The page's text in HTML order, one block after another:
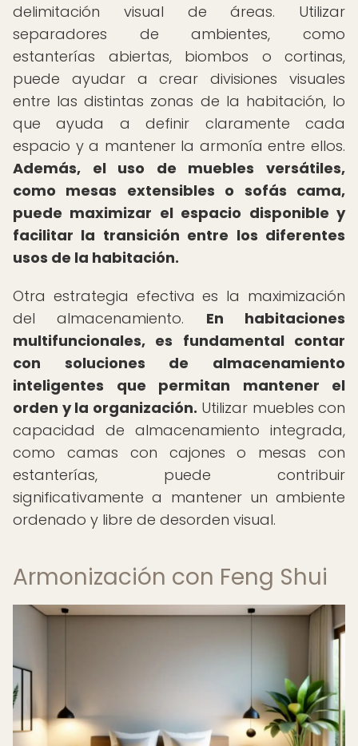
delimitación visual de áreas. Utilizar
separadores de ambientes, como
estanterías abiertas, biombos o cortinas,
puede ayudar a crear divisiones visuales
entre las distintas zonas de la habitación, lo
que ayuda a definir claramente cada
espacio y a mantener la armonía entre ellos.
Además, el uso de muebles versátiles,
como mesas extensibles o sofás cama,
puede maximizar el espacio disponible y
facilitar la transición entre los diferentes
usos de la habitación.
Otra estrategia efectiva es la maximización
del almacenamiento. En habitaciones
multifuncionales, es fundamental contar
con soluciones de almacenamiento
inteligentes que permitan mantener el
orden y la organización. Utilizar muebles con
capacidad de almacenamiento integrada,
como camas con cajones o mesas con
estanterías, puede contribuir
significativamente a mantener un ambiente
ordenado y libre de desorden visual.
Armonización con Feng Shui